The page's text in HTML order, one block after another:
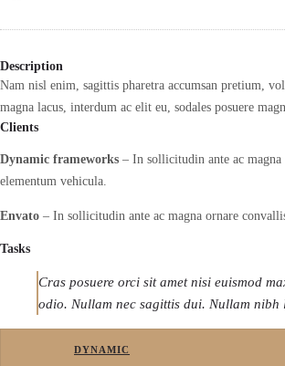
Description
Nam nisl enim, sagittis pharetra accumsan pretium,
magna lacus, interdum ac elit eu, sodales posuere
Clients
Dynamic frameworks – In sollicitudin ante ac
elementum vehicula.
Envato – In sollicitudin ante ac magna ornare
Tasks
Cras posuere orci sit amet nisi euismod
odio. Nullam nec sagittis dui. Nullam nibh
DYNAMIC